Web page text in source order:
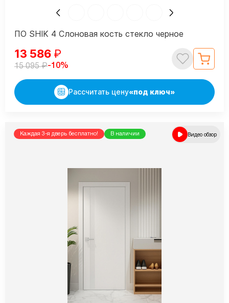
ПО SHIK 4 Слоновая кость стекло черное
13 586 ₽
15 095₽-10%
Рассчитать цену«под ключ»
Каждая 3-я дверь бесплатно! В наличии Видео обзор